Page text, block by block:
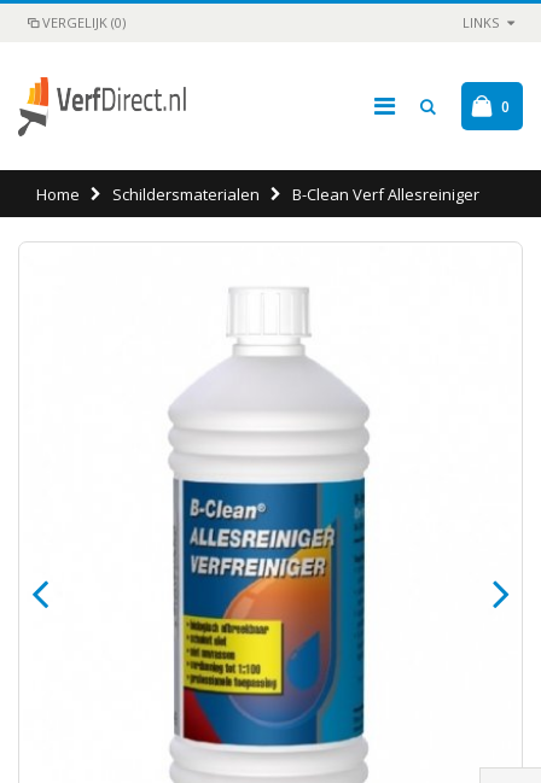
VERGELIJK (0) LINKS
0
Home Schildersmaterialen B-Clean Verf Allesreiniger